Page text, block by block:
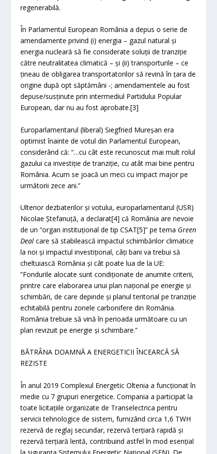
regenerabilă.
În Parlamentul European România a depus o serie de
amendamente privind (i) energia – gazul natural și
energia nucleară să fie considerate soluții de tranziție
către neutralitatea climatică – și (ii) transporturile – ce
țineau de obligarea transportatorilor să revină în țara de
origine după opt săptămâni -; amendamentele au fost
depuse/susținute prin intermediul Partidului Popular
European, dar nu au fost aprobate.[3]
Europarlamentarul (liberal) Siegfried Mureșan era
optimist înainte de votul din Parlamentul European,
considerând că: “…cu cât este recunoscut mai mult rolul
gazului ca investiție de tranziție, cu atât mai bine pentru
România. Acum se joacă un meci cu impact major pe
următorii zece ani.”
Ulterior dezbaterilor și votului, europarlamentarul (USR)
Nicolae Ștefanuță, a declarat[4] că România are nevoie
de un “organ instituțional de tip CSAT[5]” pe tema Green
Deal care să stabilească impactul schimbărilor climatice
la noi și impactul investițional, câți bani va trebui să
cheltuiască România și cât poate lua de la UE:
”Fondurile alocate sunt condiționate de anumite criterii,
printre care elaborarea unui plan național pe energie și
schimbări, de care depinde și planul teritorial pe tranziție
echitabilă pentru zonele carbonifere din România.
România trebuie să vină în perioada următoare cu un
plan revizuit pe energie și schimbare.”
BĂTRÂNA DOAMNĂ A ENERGETICII ÎNCEARCĂ SĂ
REZISTE
În anul 2019 Complexul Energetic Oltenia a funcționat în
medie cu 7 grupuri energetice. Compania a participat la
toate licitațiile organizate de Transelectrica pentru
servicii tehnologice de sistem, furnizând circa 1,6 TWH
rezervă de reglaj secundar, rezervă terțiară rapidă și
rezervă terțiară lentă, contribuind astfel în mod esențial